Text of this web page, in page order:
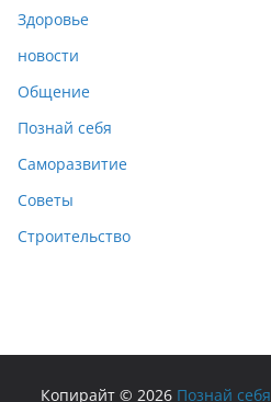
Здоровье
новости
Общение
Познай себя
Саморазвитие
Советы
Строительство
Копирайт © 2026 Познай себя